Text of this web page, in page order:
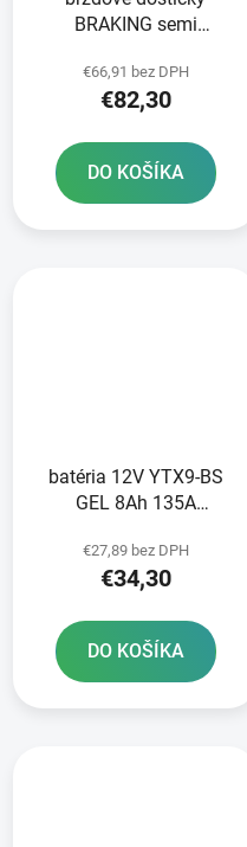
BRAKING semi
ks v balení
€66,91 bez DPH
€82,30
DO KOŠÍKA
batéria 12V YTX9-BS
GEL 8Ah 135A
technológia GEL
150x87x105 A-TECH
€27,89 bez DPH
€34,30
DO KOŠÍKA